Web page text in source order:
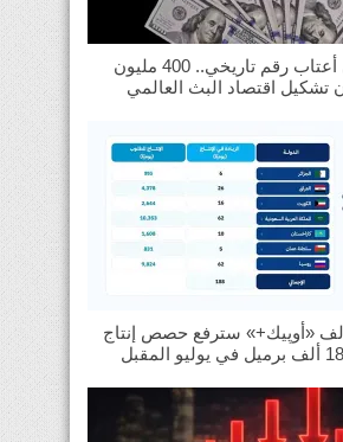
نتفليكس على أعتاب رقم تاريخي.. 400 مليون
تشكيل اقتصاد البث العالمي
«أوپيك+» سترفع حصص إنتاج